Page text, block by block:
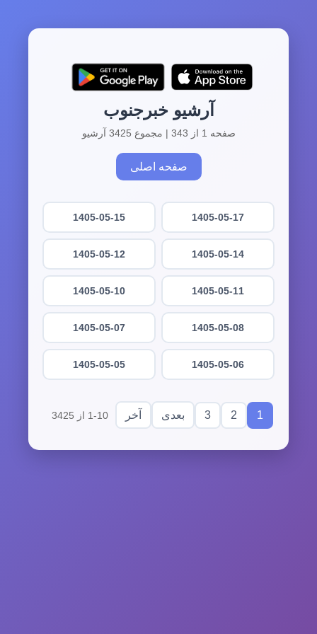
آرشیو خبرجنوب
صفحه 1 از 343 | مجموع 3425 آرشیو
صفحه اصلی
1405-05-17
1405-05-15
1405-05-14
1405-05-12
1405-05-11
1405-05-10
1405-05-08
1405-05-07
1405-05-06
1405-05-05
1
2
3 بعدی آخر 1-10 از 3425